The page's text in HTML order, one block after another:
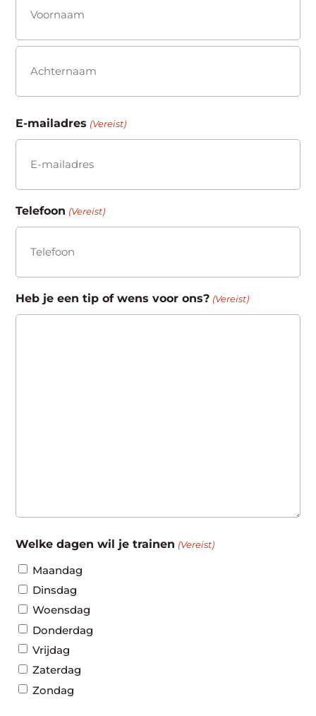
(Vereist)
Voornaam
E-mailadres (Vereist)
Telefoon (Vereist)
Heb je een tip of wens voor ons? (Vereist)
Welke dagen wil je trainen (Vereist)
Maandag
Dinsdag
Woensdag
Donderdag
Vrijdag
Zaterdag
Zondag